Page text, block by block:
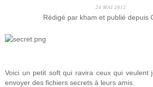
24 MAI 2012
Rédigé par kham et publié depuis
Voici un petit soft qui ravira ceux qui veulent
envoyer des fichiers secrets à leurs amis.